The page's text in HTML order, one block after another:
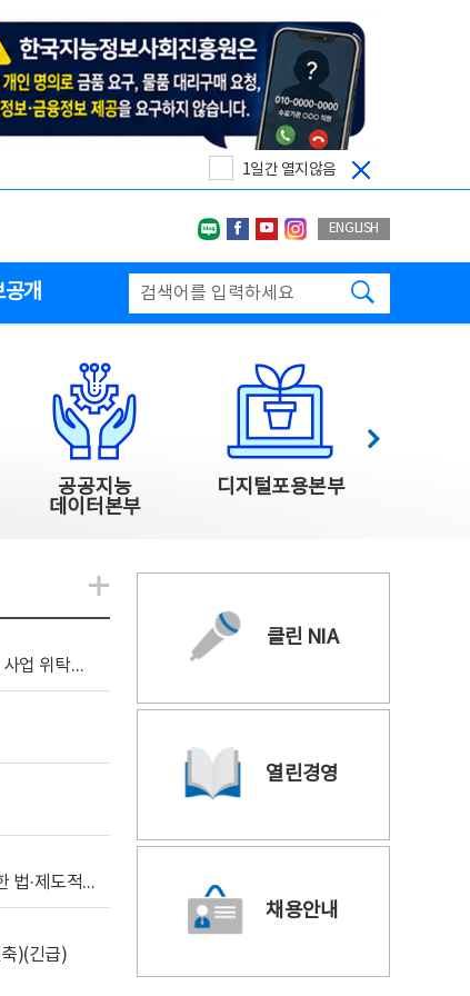
1일간 열지않음
네이버블로그
페이스북
유투브인스타그랩
ENGLISH
개
공공지능
데이터본부
디지털포용본부
다음
[조달입찰공고] 2026년 공공 AI CCTV 전환(울산광역시) 사업 위탁감리
[위탁연구] 학습데이터 거래 시장의 보상체계 확립을 위한 법·제도적 검토 방안 연구
)(긴급)
알림관련 더보기
클린 NIA
열린경영
채용안내